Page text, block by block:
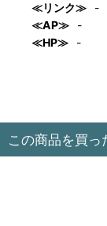
≪リンク≫
-
≪AP≫
-
≪HP≫
-
この商品を買